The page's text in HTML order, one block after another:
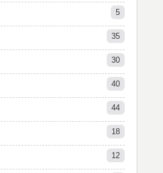
5
35
30
40
44
18
12